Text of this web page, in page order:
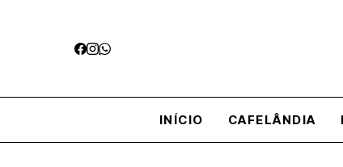
INÍCIO CAFELÂNDIA